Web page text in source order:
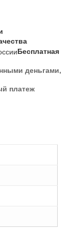
Бесплатная
платеж